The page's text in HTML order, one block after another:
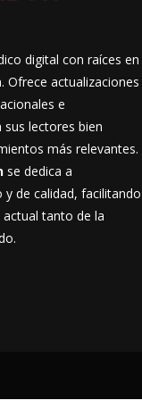
digital con raíces en
Ofrece actualizaciones
e
lectores bien
más relevantes.
se dedica a
de calidad, facilitando
tanto de la